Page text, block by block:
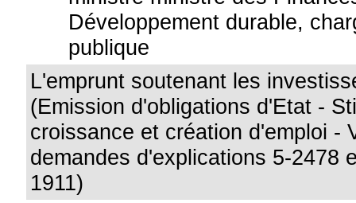
Développement durable,
publique
L'emprunt soutenant les
(Emission d'obligations d'Etat -
croissance et création d'emploi -
demandes d'explications 5-2478
1911)